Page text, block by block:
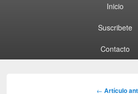
Inicio
Suscribete
Contacto
Post
← Artículo